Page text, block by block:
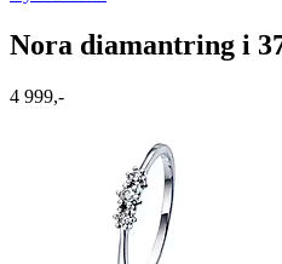
Nora diamantring i
4 999,-